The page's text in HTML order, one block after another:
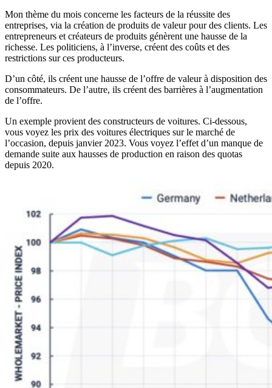
Mon thème du mois concerne les facteurs de la réussite des
entreprises, via la création de produits de valeur pour des clients. Les
entrepreneurs et créateurs de produits génèrent une hausse de la
richesse. Les politiciens, à l’inverse, créent des coûts et des
restrictions sur ces producteurs.
D’un côté, ils créent une hausse de l’offre de valeur à disposition des
consommateurs. De l’autre, ils créent des barrières à l’augmentation
de l’offre.
Un exemple provient des constructeurs de voitures. Ci-dessous,
vous voyez les prix des voitures électriques sur le marché de
l’occasion, depuis janvier 2023. Vous voyez l’effet d’un manque de
demande suite aux hausses de production en raison des quotas
depuis 2020.